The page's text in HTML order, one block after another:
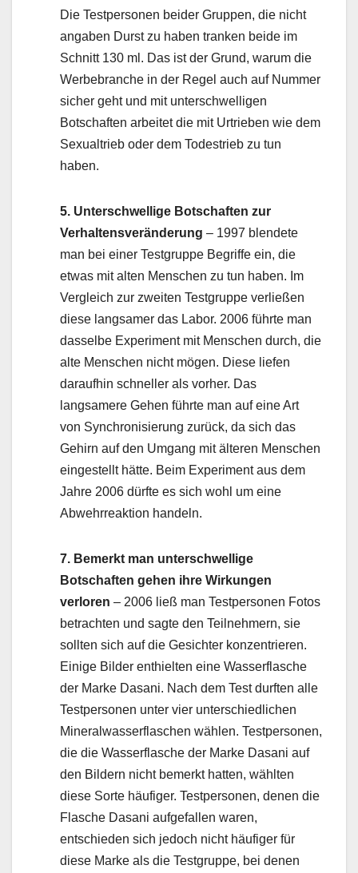
Die Testpersonen beider Gruppen, die nicht
angaben Durst zu haben tranken beide im
Schnitt 130 ml. Das ist der Grund, warum die
Werbebranche in der Regel auch auf Nummer
sicher geht und mit unterschwelligen
Botschaften arbeitet die mit Urtrieben wie dem
Sexualtrieb oder dem Todestrieb zu tun
haben.
5. Unterschwellige Botschaften zur
Verhaltensveränderung – 1997 blendete
man bei einer Testgruppe Begriffe ein, die
etwas mit alten Menschen zu tun haben. Im
Vergleich zur zweiten Testgruppe verließen
diese langsamer das Labor. 2006 führte man
dasselbe Experiment mit Menschen durch, die
alte Menschen nicht mögen. Diese liefen
daraufhin schneller als vorher. Das
langsamere Gehen führte man auf eine Art
von Synchronisierung zurück, da sich das
Gehirn auf den Umgang mit älteren Menschen
eingestellt hätte. Beim Experiment aus dem
Jahre 2006 dürfte es sich wohl um eine
Abwehrreaktion handeln.
7. Bemerkt man unterschwellige
Botschaften gehen ihre Wirkungen
verloren – 2006 ließ man Testpersonen Fotos
betrachten und sagte den Teilnehmern, sie
sollten sich auf die Gesichter konzentrieren.
Einige Bilder enthielten eine Wasserflasche
der Marke Dasani. Nach dem Test durften alle
Testpersonen unter vier unterschiedlichen
Mineralwasserflaschen wählen. Testpersonen,
die die Wasserflasche der Marke Dasani auf
den Bildern nicht bemerkt hatten, wählten
diese Sorte häufiger. Testpersonen, denen die
Flasche Dasani aufgefallen waren,
entschieden sich jedoch nicht häufiger für
diese Marke als die Testgruppe, bei denen